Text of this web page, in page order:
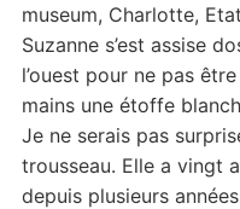
museum, Charlotte,
Suzanne s’est assise
l’ouest pour ne pas
mains une étoffe
Je ne serais pas
trousseau. Elle a vingt
depuis plusieurs